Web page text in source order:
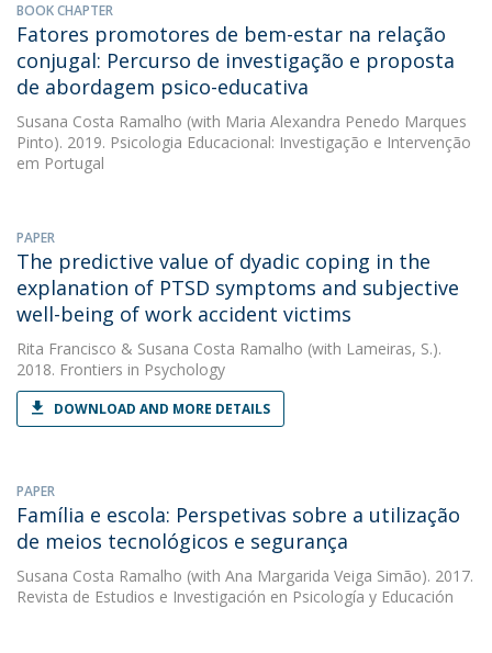
BOOK CHAPTER
Fatores promotores de bem-estar na relação
conjugal: Percurso de investigação e proposta
de abordagem psico-educativa
Susana Costa Ramalho (with Maria Alexandra Penedo Marques
Pinto). 2019. Psicologia Educacional: Investigação e Intervenção
em Portugal
PAPER
The predictive value of dyadic coping in the
explanation of PTSD symptoms and subjective
well-being of work accident victims
Rita Francisco & Susana Costa Ramalho (with Lameiras, S.).
2018. Frontiers in Psychology
DOWNLOAD AND MORE DETAILS
PAPER
Família e escola: Perspetivas sobre a utilização
de meios tecnológicos e segurança
Susana Costa Ramalho (with Ana Margarida Veiga Simão). 2017.
Revista de Estudios e Investigación en Psicología y Educación